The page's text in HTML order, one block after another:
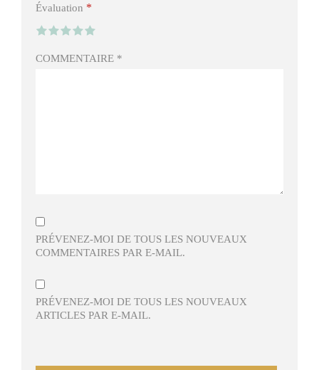
Évaluation *
COMMENTAIRE *
PRÉVENEZ-MOI DE TOUS LES NOUVEAUX
COMMENTAIRES PAR E-MAIL.
PRÉVENEZ-MOI DE TOUS LES NOUVEAUX
ARTICLES PAR E-MAIL.